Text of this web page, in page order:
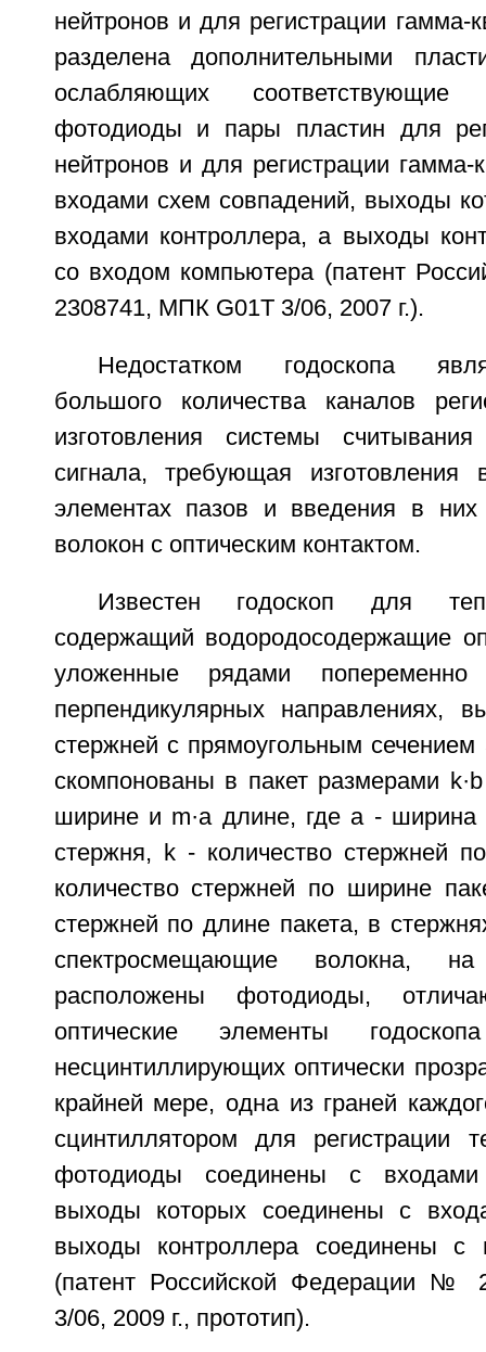
нейтронов и для регистрации гамма-
разделена дополнительными
ослабляющих
фотодиоды и пары пластин для
нейтронов и для регистрации гамма-
входами схем совпадений, выходы
входами контроллера, а выходы
со входом компьютера (патент
2308741, МПК G01T 3/06, 2007 г.).
Недостатком годоскопа
большого количества каналов
изготовления системы считывания
сигнала, требующая изготовления
элементах пазов и введения в
волокон с оптическим контактом.
Известен годоскоп для
содержащий водородосодержащие
уложенные рядами
перпендикулярных направлениях,
стержней с прямоугольным
скомпонованы в пакет размерами
ширине и m·а длине, где a - ширина
стержня, k - количество стержней
количество стержней по ширине
стержней по длине пакета, в
спектросмещающие волокна,
расположены фотодиоды,
оптические элементы
несцинтиллирующих оптически
крайней мере, одна из граней
сцинтиллятором для регистрации
фотодиоды соединены с
выходы которых соединены с
выходы контроллера соединены с
(патент Российской Федерации №
3/06, 2009 г., прототип).